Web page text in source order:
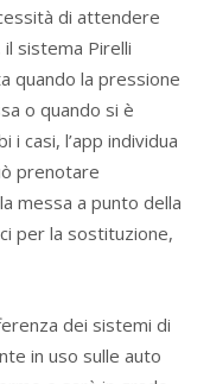
di attendere
sistema Pirelli
quando la pressione
o quando si è
i casi, l’app individua
prenotare
messa a punto della
per la sostituzione,
dei sistemi di
in uso sulle auto